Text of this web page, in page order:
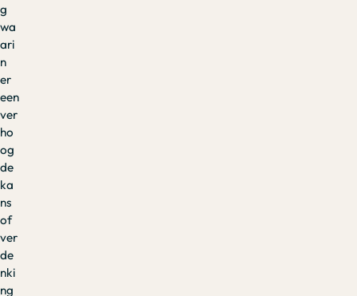
g
wa
ari
n
er
een
ver
ho
og
de
ka
ns
of
ver
de
nki
ng